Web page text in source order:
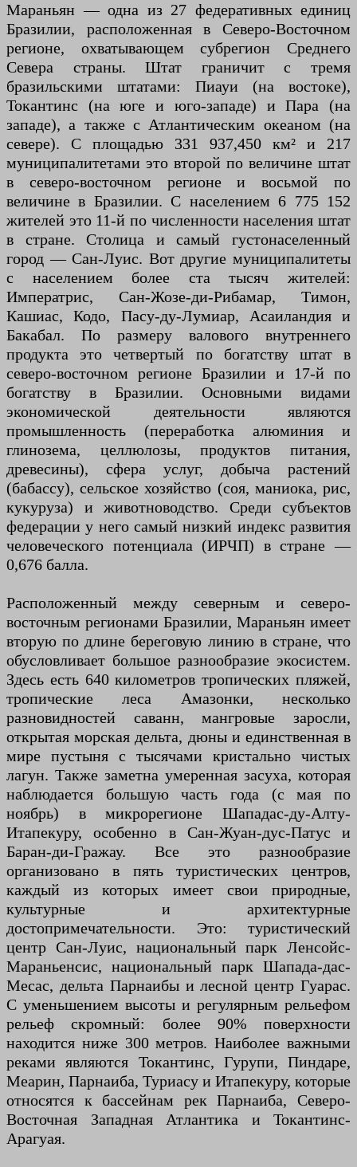
Мараньян — одна из 27 федеративных единиц
Бразилии, расположенная в Северо-Восточном
регионе, охватывающем субрегион Среднего
Севера страны. Штат граничит с тремя
бразильскими штатами: Пиауи (на востоке),
Токантинс (на юге и юго-западе) и Пара (на
западе), а также с Атлантическим океаном (на
севере). С площадью 331 937,450 км² и 217
муниципалитетами это второй по величине штат
в северо-восточном регионе и восьмой по
величине в Бразилии. С населением 6 775 152
жителей это 11-й по численности населения штат
в стране. Столица и самый густонаселенный
город — Сан-Луис. Вот другие муниципалитеты
с населением более ста тысяч жителей:
Императрис, Сан-Жозе-ди-Рибамар, Тимон,
Кашиас, Кодо, Пасу-ду-Лумиар, Асаиландия и
Бакабал. По размеру валового внутреннего
продукта это четвертый по богатству штат в
северо-восточном регионе Бразилии и 17-й по
богатству в Бразилии. Основными видами
экономической деятельности являются
промышленность (переработка алюминия и
глинозема, целлюлозы, продуктов питания,
древесины), сфера услуг, добыча растений
(бабассу), сельское хозяйство (соя, маниока, рис,
кукуруза) и животноводство. Среди субъектов
федерации у него самый низкий индекс развития
человеческого потенциала (ИРЧП) в стране —
0,676 балла.
Расположенный между северным и северо-
восточным регионами Бразилии, Мараньян имеет
вторую по длине береговую линию в стране, что
обусловливает большое разнообразие экосистем.
Здесь есть 640 километров тропических пляжей,
тропические леса Амазонки, несколько
разновидностей саванн, мангровые заросли,
открытая морская дельта, дюны и единственная в
мире пустыня с тысячами кристально чистых
лагун. Также заметна умеренная засуха, которая
наблюдается большую часть года (с мая по
ноябрь) в микрорегионе Шападас-ду-Алту-
Итапекуру, особенно в Сан-Жуан-дус-Патус и
Баран-ди-Гражау. Все это разнообразие
организовано в пять туристических центров,
каждый из которых имеет свои природные,
культурные и архитектурные
достопримечательности. Это: туристический
центр Сан-Луис, национальный парк Ленсойс-
Мараньенсис, национальный парк Шапада-дас-
Месас, дельта Парнаибы и лесной центр Гуарас.
С уменьшением высоты и регулярным рельефом
рельеф скромный: более 90% поверхности
находится ниже 300 метров. Наиболее важными
реками являются Токантинс, Гурупи, Пиндаре,
Меарин, Парнаиба, Туриасу и Итапекуру, которые
относятся к бассейнам рек Парнаиба, Северо-
Восточная Западная Атлантика и Токантинс-
Арагуая.